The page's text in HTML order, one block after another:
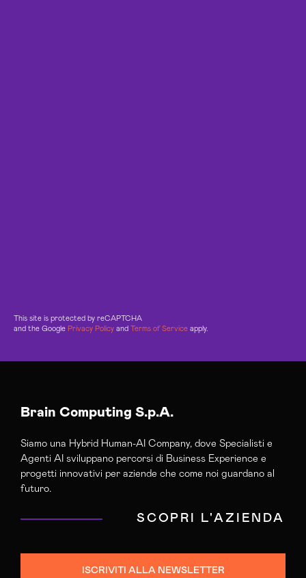
This site is protected by reCAPTCHA
and the Google Privacy Policy and Terms of Service apply.
Brain Computing S.p.A.
Siamo una Hybrid Human-AI Company, dove Specialisti e
Agenti AI sviluppano percorsi di Business Experience e
progetti innovativi per aziende che come noi guardano al
futuro.
SCOPRI L'AZIENDA
ISCRIVITI ALLA NEWSLETTER